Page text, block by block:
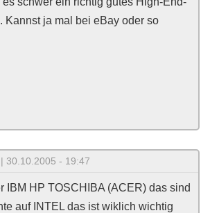
Kannst ja mal bei eBay oder so
| 30.10.2005 - 19:47
IBM HP TOSCHIBA (ACER) das sind
auf INTEL das ist wiklich wichtig